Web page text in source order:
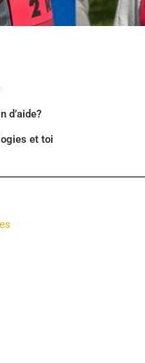
à ciel
d’aide?
et toi